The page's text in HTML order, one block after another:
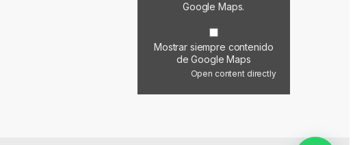
Google Maps.
Mostrar siempre contenido
de Google Maps
Open content directly